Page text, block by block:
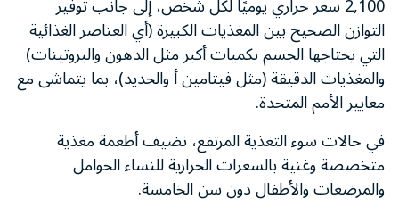
التوازن الصحيح بين المغذيات الكبيرة (أي العناصر الغذائية
التي يحتاجها الجسم بكميات أكبر مثل الدهون والبروتينات)
والمغذيات الدقيقة (مثل فيتامين أ والحديد)، بما يتماشى مع
معايير الأمم المتحدة.
في حالات سوء التغذية المرتفع، نضيف أطعمة مغذية
متخصصة وغنية بالسعرات الحرارية للنساء الحوامل
والمرضعات والأطفال دون سن الخامسة.